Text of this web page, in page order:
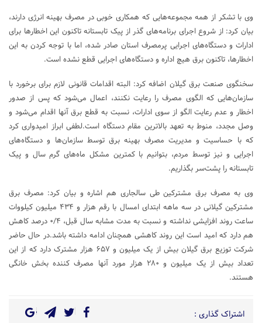
وی با تشکر از همه مجموعه‌هایی که همکاری خوبی در مصرف بهینه انرژی دارند،
بیان کرد: از شروع اجرای برنامه‌های گذر از پیک تابستانه تاکنون این اخطارها برای
ادارات و دستگاه‌های اجرایی پرمصرف استان صادر شده، اما با توجه کردن به این
اخطارها، تاکنون برق هیچ اداره و دستگاه‌های اجرایی قطع نشده است.
سخنگوی صنعت برق گیلان اضافه کرد: البته اقدامات قانونی لازم برای برخورد با
سازمان‌هایی که الگوی مصرف را رعایت نکنند، اعمال می‌شود که پس از صدور
اخطار و عدم رعایت الگو از سوی ادارات، نسبت به قطع برق آنها اقدام می‌شود و
وصل مجدد، منوط به تعهد بالاترین مقام دستگاه است.لطفی ابراز امیدواری کرد
که با حساسیت و مدیریت مصرف بهینه برق توسط سازمان‌ها و دستگاه‌های
اجرایی و نیز توسط مردم، بتوانیم با کمترین مشکل ماه‌های گرم سال و پیک
تابستانه را پشت‌سر بگذاریم.
وی به مصرف برق مشترکین طی سالجاری هم اشاره و بیان کرد: مصرف برق
مشترکین گیلانی در سه ماهه ابتدای امسال با رقم هزار و ۴۳۴ میلیون کیلووات
ساعت روند افزایشی نداشته و نسبت به مدت مشابه سال قبل، ۰/۴ درصد کاهش
هم دارد که امید است این روند کاهشی همچنان ادامه داشته باشد.در حال حاضر
شرکت توزیع برق گیلان بیش از یک میلیون و ۶۵۷ هزار مشترک دارد که از این
تعداد بیش از یک میلیون و ۲۸۰ هزار مورد آنها مصرف کننده بخش خانگی
هستند.
اشتراک گذاری :